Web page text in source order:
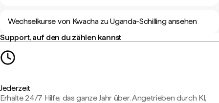
Wechselkurse von Kwacha zu Uganda-Schilling ansehen
Support, auf den du zählen kannst
Jederzeit
Erhalte 24/7 Hilfe, das ganze Jahr über. Angetrieben durch KI,